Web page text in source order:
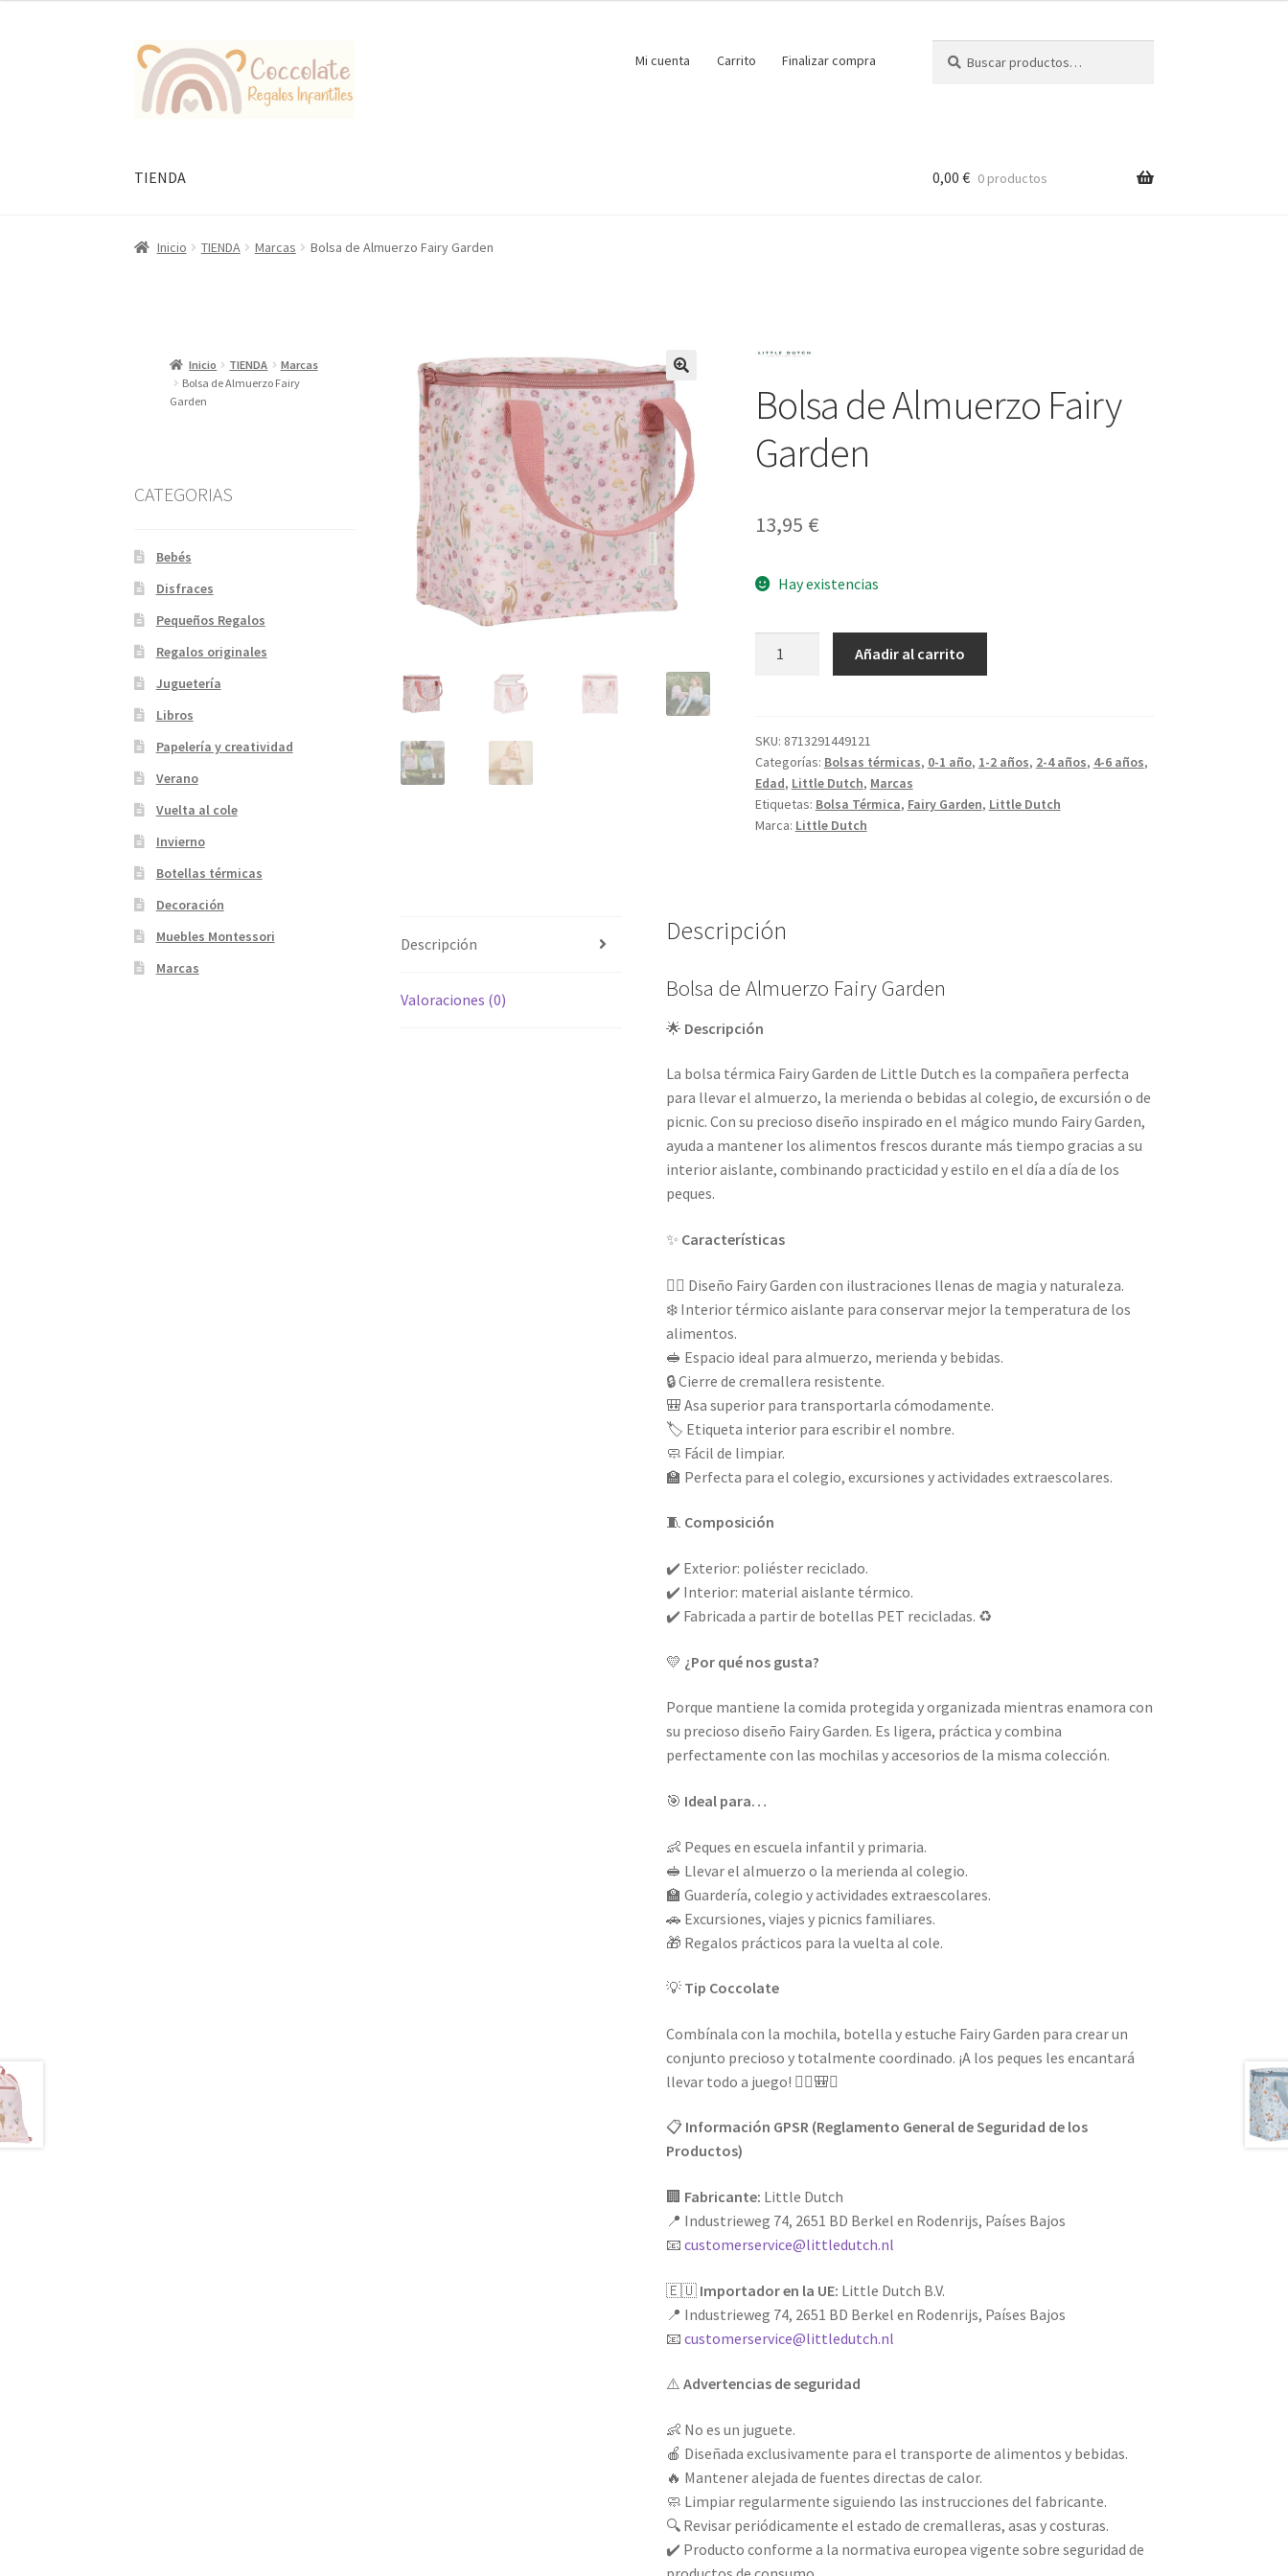
Ir
la
Ir
al
contenido
Mi cuenta Carrito Finalizar compra
por:
TIENDA 0,00 € 0 productos
Inicio TIENDA Marcas Bolsa de Almuerzo Fairy Garden
🔍
Bolsa de Almuerzo Fairy
Garden
13,95 €
Hay existencias
Garden
cantidad
Añadir al carrito
SKU: 8713291449121
Categorías: Bolsas térmicas, 0-1 año, 1-2 años, 2-4 años, 4-6 años,
Edad, Little Dutch, Marcas
Etiquetas: Bolsa Térmica, Fairy Garden, Little Dutch
Marca: Little Dutch
Descripción
Valoraciones (0)
Descripción
Bolsa de Almuerzo Fairy Garden
🌟 Descripción
La bolsa térmica Fairy Garden de Little Dutch es la compañera perfecta
para llevar el almuerzo, la merienda o bebidas al colegio, de excursión o de
picnic. Con su precioso diseño inspirado en el mágico mundo Fairy Garden,
ayuda a mantener los alimentos frescos durante más tiempo gracias a su
interior aislante, combinando practicidad y estilo en el día a día de los
peques.
✨ Características
🧚‍♀️ Diseño Fairy Garden con ilustraciones llenas de magia y naturaleza.
❄️ Interior térmico aislante para conservar mejor la temperatura de los
alimentos.
🥪 Espacio ideal para almuerzo, merienda y bebidas.
🔒 Cierre de cremallera resistente.
🎒 Asa superior para transportarla cómodamente.
🏷️ Etiqueta interior para escribir el nombre.
🧼 Fácil de limpiar.
🏫 Perfecta para el colegio, excursiones y actividades extraescolares.
🧵 Composición
✔️ Exterior: poliéster reciclado.
✔️ Interior: material aislante térmico.
✔️ Fabricada a partir de botellas PET recicladas. ♻️
💛 ¿Por qué nos gusta?
Porque mantiene la comida protegida y organizada mientras enamora con
su precioso diseño Fairy Garden. Es ligera, práctica y combina
perfectamente con las mochilas y accesorios de la misma colección.
🎯 Ideal para…
👶 Peques en escuela infantil y primaria.
🥪 Llevar el almuerzo o la merienda al colegio.
🏫 Guardería, colegio y actividades extraescolares.
🚗 Excursiones, viajes y picnics familiares.
🎁 Regalos prácticos para la vuelta al cole.
💡 Tip Coccolate
Combínala con la mochila, botella y estuche Fairy Garden para crear un
conjunto precioso y totalmente coordinado. ¡A los peques les encantará
llevar todo a juego! 🧚‍♀️🎒✨
📋 Información GPSR (Reglamento General de Seguridad de los
Productos)
🏢 Fabricante: Little Dutch
📍 Industrieweg 74, 2651 BD Berkel en Rodenrijs, Países Bajos
📧customerservice@littledutch.nl
🇪🇺 Importador en la UE: Little Dutch B.V.
📍 Industrieweg 74, 2651 BD Berkel en Rodenrijs, Países Bajos
📧customerservice@littledutch.nl
⚠️Advertencias de seguridad
👶 No es un juguete.
🍎 Diseñada exclusivamente para el transporte de alimentos y bebidas.
🔥 Mantener alejada de fuentes directas de calor.
🧼 Limpiar regularmente siguiendo las instrucciones del fabricante.
🔍 Revisar periódicamente el estado de cremalleras, asas y costuras.
✔️ Producto conforme a la normativa europea vigente sobre seguridad de
Inicio TIENDA
Marcas
Bolsa de Almuerzo Fairy
Garden
CATEGORIAS
Bebés
Disfraces
Pequeños Regalos
Regalos originales
Juguetería
Libros
Papelería y creatividad
Verano
Vuelta al cole
Invierno
Botellas térmicas
Decoración
Muebles Montessori
Marcas